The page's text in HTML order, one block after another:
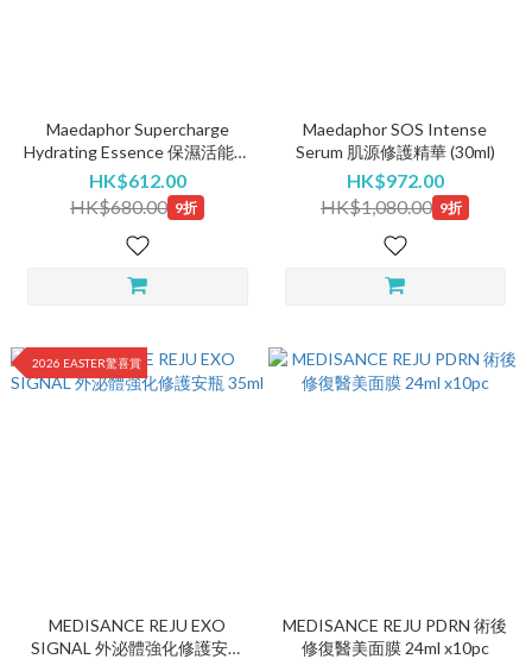
Maedaphor Supercharge
Hydrating Essence 保濕活能精
華 (32ml)
HK$612.00
HK$680.00 9折
Maedaphor SOS Intense
Serum 肌源修護精華 (30ml)
HK$972.00
HK$1,080.00 9折
2026 EASTER驚喜賞
MEDISANCE REJU EXO
SIGNAL 外泌體強化修護安瓶
MEDISANCE REJU PDRN 術後
修復醫美面膜 24ml x10pc